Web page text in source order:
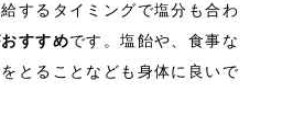
するタイミングで塩分も合わ
すすめです。塩飴や、食事な
とることなども身体に良いで